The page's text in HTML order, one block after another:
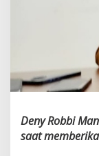
Deny Robbi
saat